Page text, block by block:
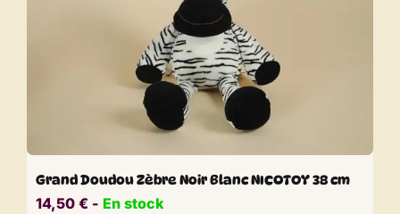
Grand Doudou Zèbre Noir Blanc NICOTOY 38 cm
14,50 € ​​ - En stock